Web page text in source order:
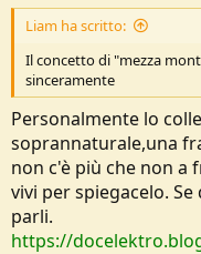
Liam ha scritto:
Il concetto di "mezza
sinceramente
Personalmente lo
soprannaturale,una
non c'è più che non a
vivi per spiegacelo.
parli.
https://